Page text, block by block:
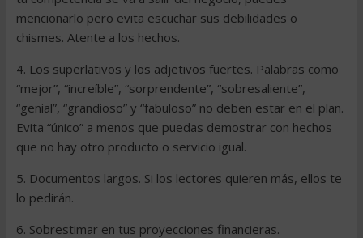
mencionarlo pero evita escuchar sus debilidades o
chismes. Atente a los hechos.
4. Los superlativos y los adjetivos fuertes. Palabras como
“mejor”, “increíble”, “sorprendente”, “sobresaliente”,
“genial”, “grandioso” y “fabuloso” no deben estar en el plan.
Evita “único” a menos que puedas demostrar con hechos
que no hay otro producto o servicio igual.
5. Documentos largos. Si los lectores quieren más, ellos te
lo pedirán.
6. Sobrestimar en tus proyecciones financieras.